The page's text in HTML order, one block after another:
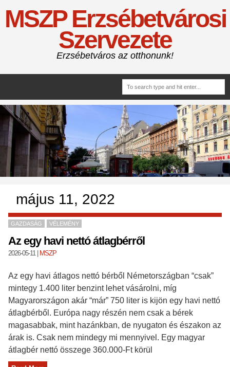
MSZP Erzsébetvárosi
Szervezete
Erzsébetváros az otthonunk!
május 11, 2022
GAZDASÁG VÉLEMÉNY
Az egy havi nettó átlagbérről
2026-05-11| MSZP
Az egy havi átlagos nettó bérből Németországban “csak”
mintegy 1.400 liter benzint lehet vásárolni, míg
Magyarországon akár “már” 750 liter is kijön egy havi nettó
átlagbérből. Európa nagy részén nem csak a bérek
magasabbak, mint hazánkban, de nyugaton és északon az
árak is. Csak nem mindegy mi mennyivel. Egy magyar
átlagbér nettó összege 360.000-Ft körül